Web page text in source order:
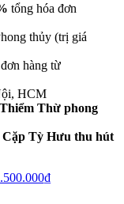
tổng hóa đơn
thủy (trị giá
hàng từ
HCM
Thiểm Thừ phong
Cặp Tỳ Hưu thu hút
₫